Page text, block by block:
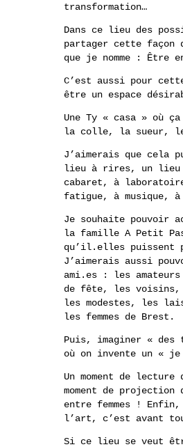
transformation…
Dans ce lieu des
partager cette
que je nomme : Être
C’est aussi pour
être un espace
Une Ty « casa » où
la colle, la sueur, le
J’aimerais que cela
lieu à rires, un lieu
cabaret, à
fatigue, à musique,
Je souhaite pouvoir
la famille A Petit
qu’il.elles puissent
J’aimerais aussi
ami.es : les
de fête, les voisins,
les modestes, les
les femmes de Brest.
Puis, imaginer « des
où on invente un «
Un moment de lecture
moment de projection
entre femmes !
l’art, c’est avant
Si ce lieu se veut